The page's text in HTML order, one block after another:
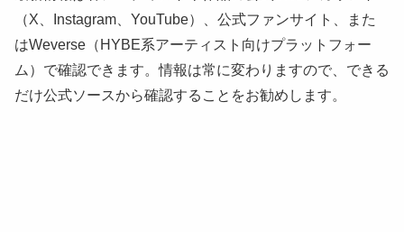
（X、Instagram、YouTube）、公式ファンサイト、また
はWeverse（HYBE系アーティスト向けプラットフォー
ム）で確認できます。情報は常に変わりますので、できる
だけ公式ソースから確認することをお勧めします。